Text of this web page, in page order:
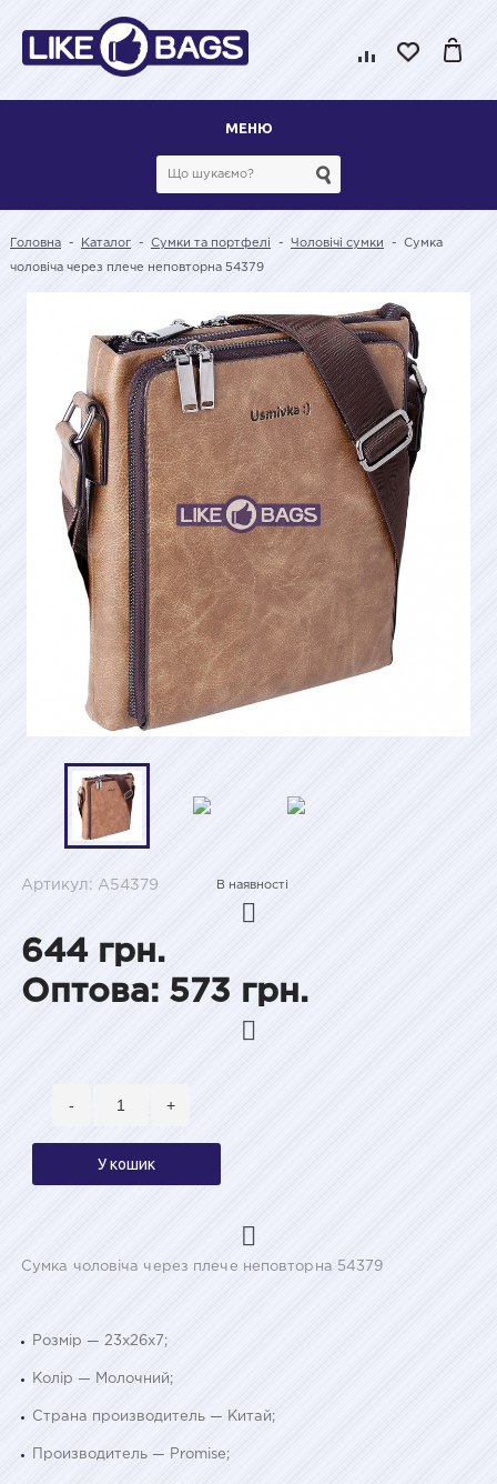
МЕНЮ
Головна - Каталог - Сумки та портфелі - Чоловічі сумки - Сумка
чоловіча через плече неповторна 54379
Артикул: A54379 В наявності
644 грн.
Оптова: 573 грн.
- +
У кошик
Сумка чоловіча через плече неповторна 54379
Розмір — 23x26x7;
Колір — Молочний;
Страна производитель — Китай;
Производитель — Promise;